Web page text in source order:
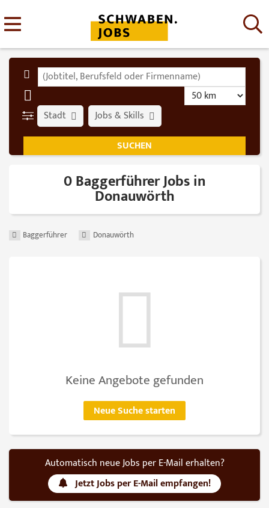
Stadt Jobs & Skills
0 Baggerführer Jobs in
Donauwörth
Baggerführer Donauwörth
Keine Angebote gefunden
Neue Suche starten
Automatisch neue Jobs per E-Mail erhalten?
Jetzt Jobs per E-Mail empfangen!